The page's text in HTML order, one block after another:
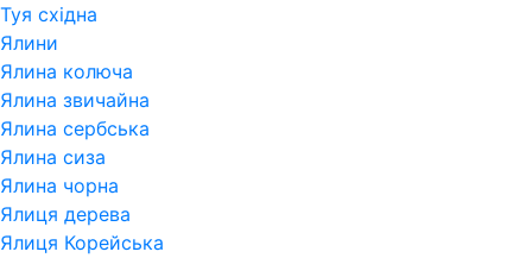
Туя східна
Ялини
Ялина колюча
Ялина звичайна
Ялина сербська
Ялина сиза
Ялина чорна
Ялиця дерева
Ялиця Корейська